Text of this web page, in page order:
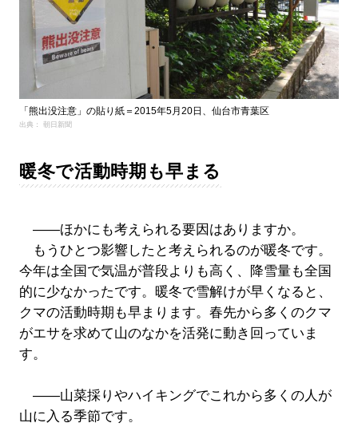
「熊出没注意」の貼り紙＝2015年5月20日、仙台市青葉区
出典： 朝日新聞
暖冬で活動時期も早まる
――ほかにも考えられる要因はありますか。
もうひとつ影響したと考えられるのが暖冬です。
今年は全国で気温が普段よりも高く、降雪量も全国
的に少なかったです。暖冬で雪解けが早くなると、
クマの活動時期も早まります。春先から多くのクマ
がエサを求めて山のなかを活発に動き回っていま
す。
――山菜採りやハイキングでこれから多くの人が
山に入る季節です。